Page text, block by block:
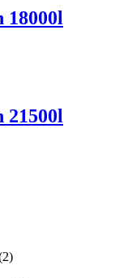
18000l
21500l